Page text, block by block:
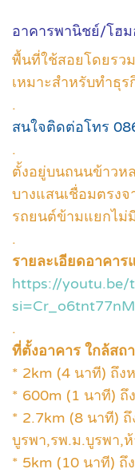
อาคารพานิชย์/โฮ
พื้นที่ใช้สอยโดยรว
เหมาะสำหรับทำธุร
.
สนใจติดต่อโทร
.
ตั้งอยู่บนถนนข้าวห
บางแสนเชื่อมตรง
รถยนต์ข้ามแยกไม่
.
รายละเอียดอาคาร
https://youtu.be/
.
ที่ตั้งอาคาร ใกล้ส
* 2km (4 นาที) ถึง
* 600m (1 นาที) ถึ
* 2.7km (8 นาที)
บูรพา,รพ.ม.บูรพา,
* 5km (10 นาที) ถึ